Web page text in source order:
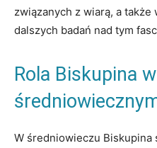
związanych z wiarą, a
dalszych‍ badań nad tym
Rola Biskupina‍
W ‍średniowieczu Biskupina